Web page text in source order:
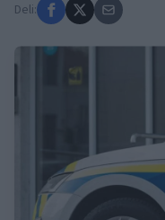
Deli: